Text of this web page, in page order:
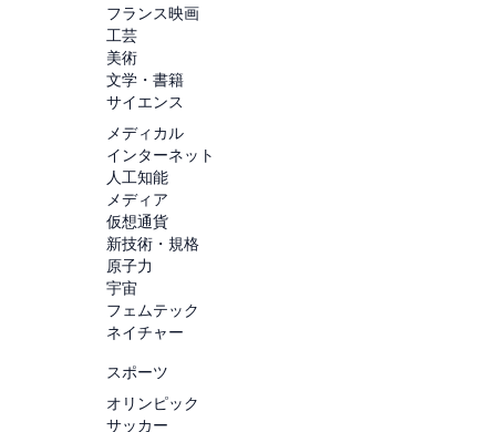
フランス映画
工芸
美術
文学・書籍
サイエンス
メディカル
インターネット
人工知能
メディア
仮想通貨
新技術・規格
原子力
宇宙
フェムテック
ネイチャー
スポーツ
オリンピック
サッカー